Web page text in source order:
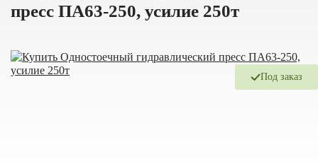
пресс ПА63-250, усилие 250т
Под заказ